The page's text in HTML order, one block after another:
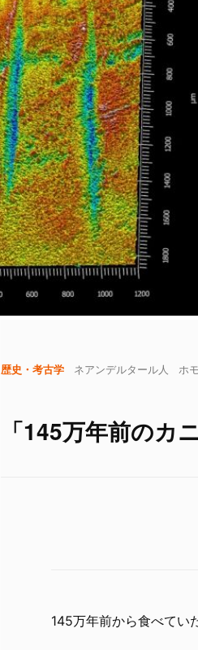
歴史・考古学 ネアンデルタール人 ホ
「145万年前の
145万年前から食べてい